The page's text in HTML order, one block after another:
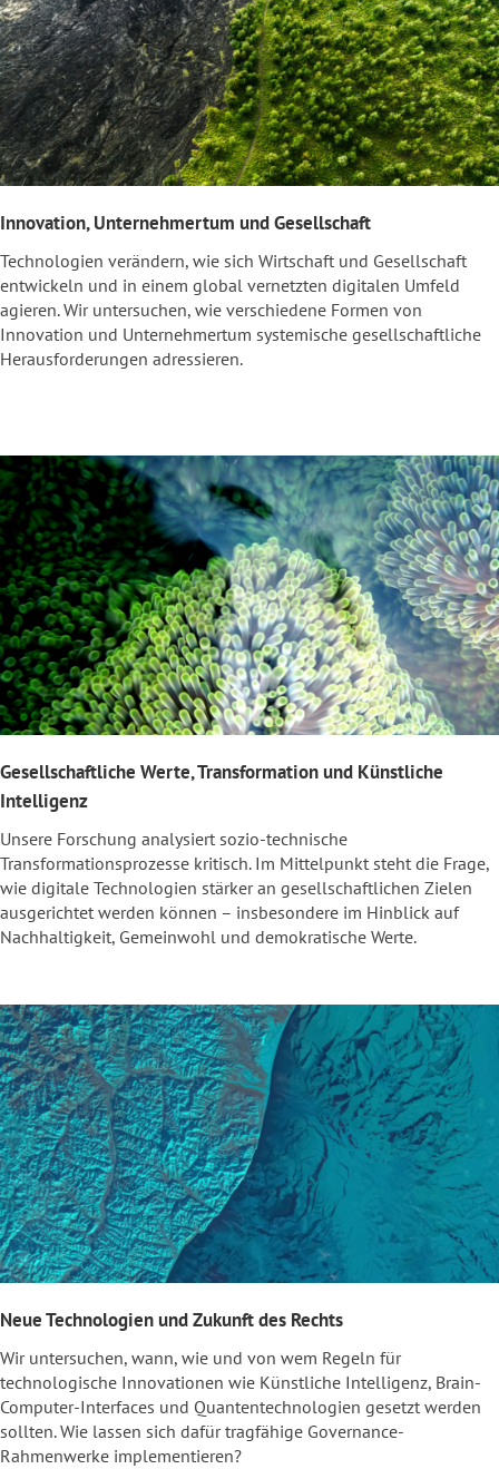
Innovation, Unternehmertum und Gesellschaft
Technologien verändern, wie sich Wirtschaft und Gesellschaft
entwickeln und in einem global vernetzten digitalen Umfeld
agieren. Wir untersuchen, wie verschiedene Formen von
Innovation und Unternehmertum systemische gesellschaftliche
Herausforderungen adressieren.
Gesellschaftliche Werte, Transformation und Künstliche
Intelligenz
Unsere Forschung analysiert sozio-technische
Transformationsprozesse kritisch. Im Mittelpunkt steht die Frage,
wie digitale Technologien stärker an gesellschaftlichen Zielen
ausgerichtet werden können – insbesondere im Hinblick auf
Nachhaltigkeit, Gemeinwohl und demokratische Werte.
Neue Technologien und Zukunft des Rechts
Wir untersuchen, wann, wie und von wem Regeln für
technologische Innovationen wie Künstliche Intelligenz, Brain-
Computer-Interfaces und Quantentechnologien gesetzt werden
sollten. Wie lassen sich dafür tragfähige Governance-
Rahmenwerke implementieren?